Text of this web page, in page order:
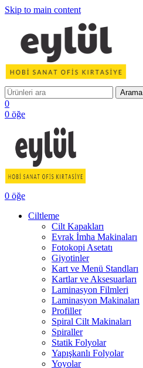
Skip to main content
Arama
0
0 öğe
0 öğe
Ciltleme
Cilt Kapakları
Evrak İmha Makinaları
Fotokopi Asetatı
Giyotinler
Kart ve Menü Standları
Kartlar ve Aksesuarları
Laminasyon Filmleri
Laminasyon Makinaları
Profiller
Spiral Cilt Makinaları
Spiraller
Statik Folyolar
Yapışkanlı Folyolar
Yoyolar